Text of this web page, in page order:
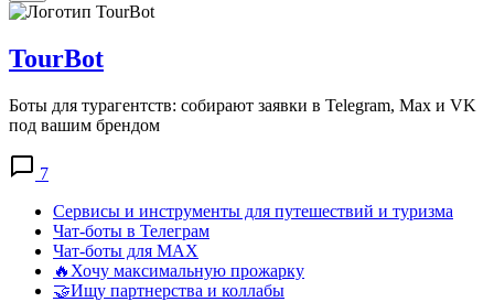
TourBot
Боты для турагентств: собирают заявки в Telegram, Max и VK
под вашим брендом
7
Сервисы и инструменты для путешествий и туризма
Чат-боты в Телеграм
Чат-боты для MAX
🔥Хочу максимальную прожарку
🤝Ищу партнерства и коллабы